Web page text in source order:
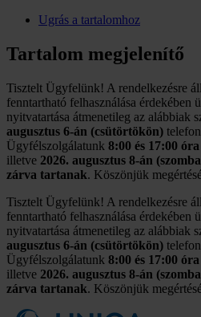
Ugrás a tartalomhoz
Tartalom megjelenítő
Tisztelt Ügyfelünk! A rendelkezésre
fenntartható felhasználása érdekében
nyitvatartása átmenetileg az alábbiak
augusztus 6-án (csütörtökön)
Ügyfélszolgálatunk 8:00 és 17:00
illetve 2026. augusztus 8-án
zárva tartanak. Köszönjük
Tisztelt Ügyfelünk! A rendelkezésre
fenntartható felhasználása érdekében
nyitvatartása átmenetileg az alábbiak
augusztus 6-án (csütörtökön)
Ügyfélszolgálatunk 8:00 és 17:00
illetve 2026. augusztus 8-án
zárva tartanak. Köszönjük